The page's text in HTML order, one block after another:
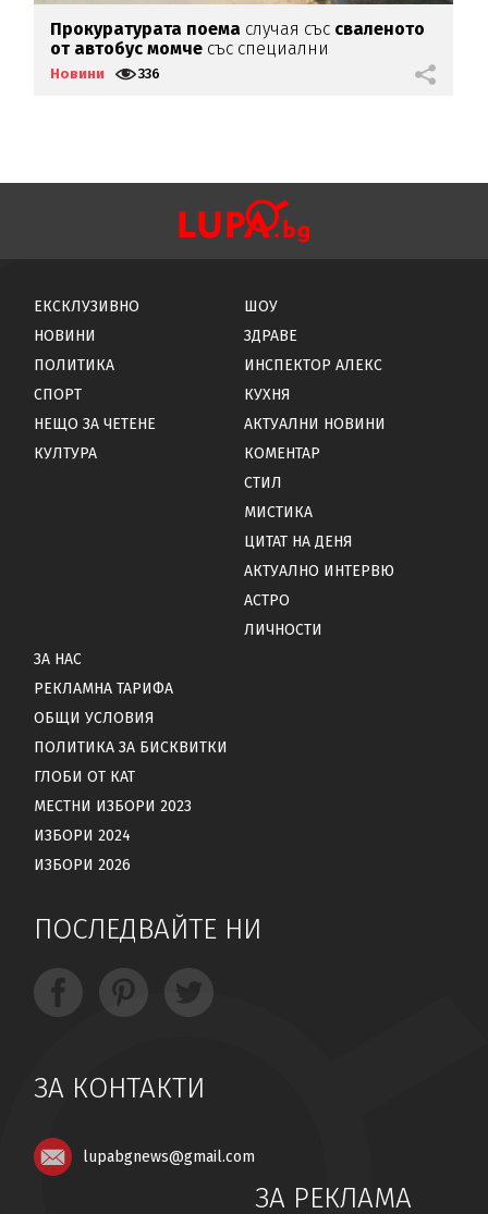
Прокуратурата поема случая със сваленото
от автобус момче със специални
потребности
Новини 336
ЕКСКЛУЗИВНО
НОВИНИ
ПОЛИТИКА
СПОРТ
НЕЩО ЗА ЧЕТЕНЕ
КУЛТУРА
ШОУ
ЗДРАВЕ
ИНСПЕКТОР АЛЕКС
КУХНЯ
АКТУАЛНИ НОВИНИ
КОМЕНТАР
СТИЛ
МИСТИКА
ЦИТАТ НА ДЕНЯ
АКТУАЛНО ИНТЕРВЮ
АСТРО
ЛИЧНОСТИ
ЗА НАС
РЕКЛАМНА ТАРИФА
ОБЩИ УСЛОВИЯ
ПОЛИТИКА ЗА БИСКВИТКИ
ГЛОБИ ОТ КАТ
МЕСТНИ ИЗБОРИ 2023
ИЗБОРИ 2024
ИЗБОРИ 2026
ПОСЛЕДВАЙТЕ НИ
ЗА КОНТАКТИ
lupabgnews@gmail.com
ЗА РЕКЛАМА